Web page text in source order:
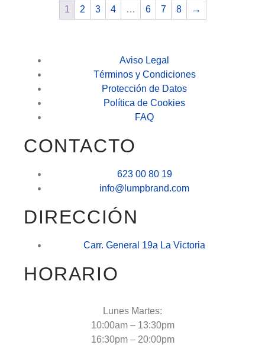
1 2 3 4 … 6 7 8 →
Aviso Legal
Términos y Condiciones
Protección de Datos
Política de Cookies
FAQ
CONTACTO
623 00 80 19
info@lumpbrand.com
DIRECCIÓN
Carr. General 19a La Victoria
HORARIO
Lunes Martes:
10:00am – 13:30pm
16:30pm – 20:00pm